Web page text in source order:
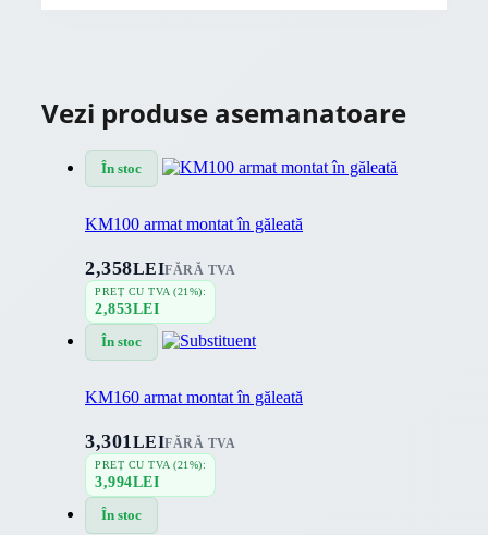
Vezi produse asemanatoare
În stoc
KM100 armat montat în găleată
2,358LEIFĂRĂ TVA
PREȚ CU TVA (21%):
2,853LEI
În stoc
KM160 armat montat în găleată
3,301LEIFĂRĂ TVA
PREȚ CU TVA (21%):
3,994LEI
În stoc